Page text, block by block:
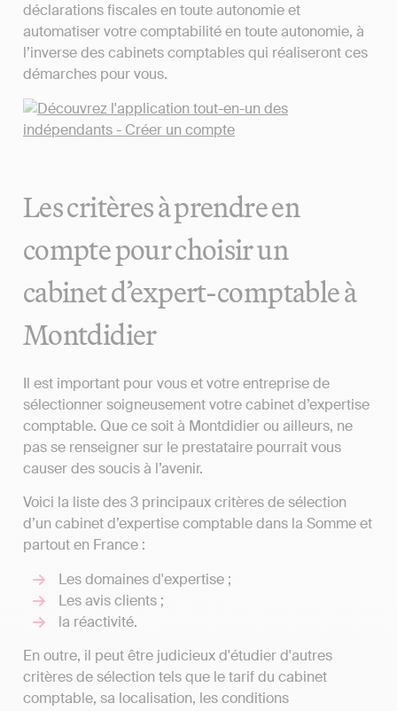
déclarations fiscales en toute autonomie et
automatiser votre comptabilité en toute autonomie, à
l’inverse des cabinets comptables qui réaliseront ces
démarches pour vous.
Les critères à prendre en
compte pour choisir un
cabinet d’expert-comptable à
Montdidier
Il est important pour vous et votre entreprise de
sélectionner soigneusement votre cabinet d’expertise
comptable. Que ce soit à Montdidier ou ailleurs, ne
pas se renseigner sur le prestataire pourrait vous
causer des soucis à l’avenir.
Voici la liste des 3 principaux critères de sélection
d’un cabinet d’expertise comptable dans la Somme et
partout en France :
Les domaines d'expertise ;
Les avis clients ;
la réactivité.
En outre, il peut être judicieux d'étudier d'autres
critères de sélection tels que le tarif du cabinet
comptable, sa localisation, les conditions